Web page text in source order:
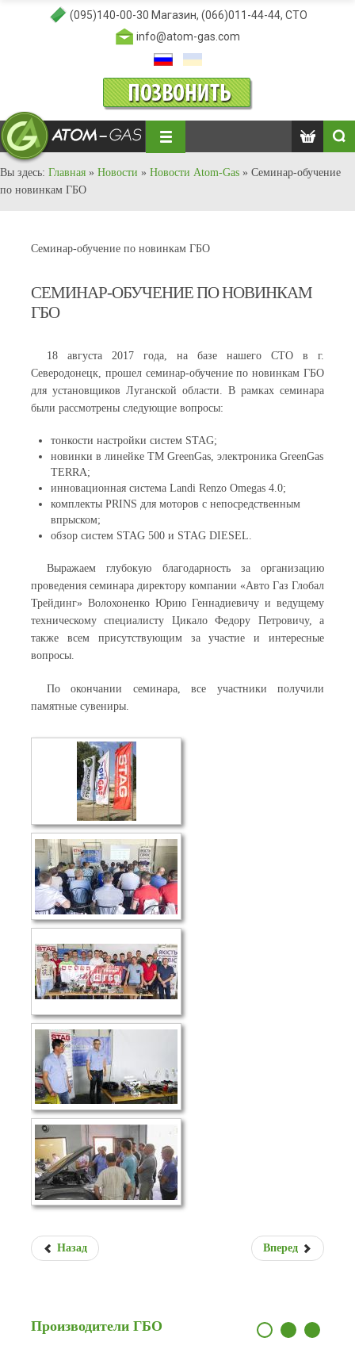
(095)140-00-30 Магазин, (066)011-44-44, СТО
info@atom-gas.com
Вы здесь: Главная » Новости » Новости Atom-Gas » Семинар-обучение
по новинкам ГБО
Семинар-обучение по новинкам ГБО
СЕМИНАР-ОБУЧЕНИЕ ПО НОВИНКАМ
ГБО
18 августа 2017 года, на базе нашего СТО в г.
Северодонецк, прошел семинар-обучение по новинкам ГБО
для установщиков Луганской области. В рамках семинара
были рассмотрены следующие вопросы:
тонкости настройки систем STAG;
новинки в линейке ТМ GreenGas, электроника GreenGas
TERRA;
инновационная система Landi Renzo Omegas 4.0;
комплекты PRINS для моторов с непосредственным
впрыском;
обзор систем STAG 500 и STAG DIESEL.
Выражаем глубокую благодарность за организацию
проведения семинара директору компании «Авто Газ Глобал
Трейдинг» Волохоненко Юрию Геннадиевичу и ведущему
техническому специалисту Цикало Федору Петровичу, а
также всем присутствующим за участие и интересные
вопросы.
По окончании семинара, все участники получили
памятные сувениры.
Назад Вперед
Производители ГБО